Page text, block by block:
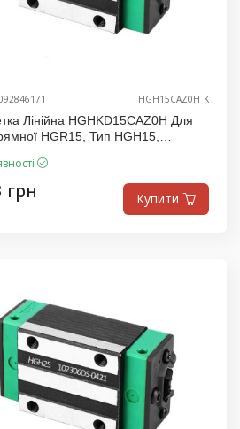
HGH15CAZ0H_K
Лінійна HGHKD15CAZ0H Для
HGR15, Тип HGH15,
грн Купити